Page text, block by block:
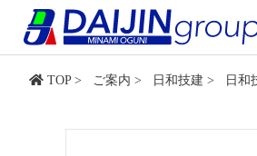
を
TOP> ご案内 > 日和技建 > 日和